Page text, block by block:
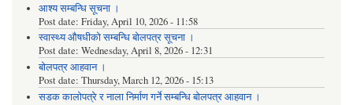
आश्य सम्बन्धि सूचना ।
Post date: Friday, April 10, 2026 - 11:58
स्वास्थ्य औषधीको सम्बन्धि बोलपत्र सूचना ।
Post date: Wednesday, April 8, 2026 - 12:31
बोलपत्र आहवान ।
Post date: Thursday, March 12, 2026 - 15:13
सडक कालोपत्रे र नाला निर्माण गर्ने सम्बन्धि बोलपत्र आहवान ।